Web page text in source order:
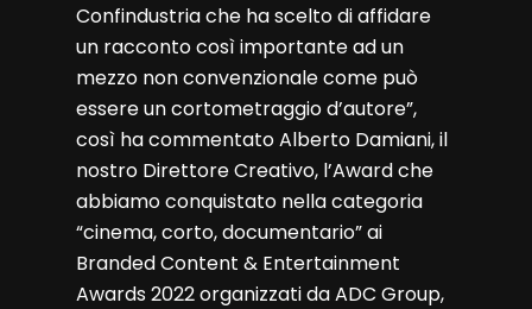
Confindustria che ha scelto di affidare
un racconto così importante ad un
mezzo non convenzionale come può
essere un cortometraggio d’autore”,
così ha commentato Alberto Damiani, il
nostro Direttore Creativo, l’Award che
abbiamo conquistato nella categoria
“cinema, corto, documentario” ai
Branded Content & Entertainment
Awards 2022 organizzati da ADC Group,